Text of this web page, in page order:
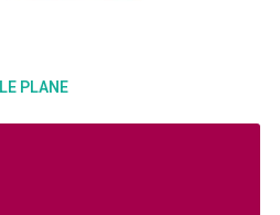
LE PLANE